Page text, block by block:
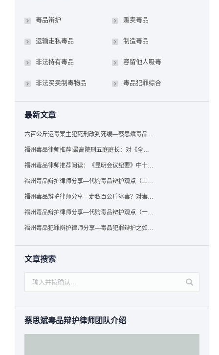
毒品辩护 贩卖毒品
运输走私毒品 制造毒品
非法持有毒品 容留他人吸毒
非法买卖制毒物品 毒品犯罪综合
最新文章
六百公斤运毒案主犯死刑改判死缓—蔡思斌毒品犯罪辩护成功案例
福州毒品律师推荐:最高院刑五庭庭长：对《全国法院毒品案件审判工作会议纪要》的理解与适用
福州毒品律师推荐阅读：《昆明会议纪要》中十个“意想不到”的规定
福州毒品辩护律师分享—代购毒品辩护观点（二）——“牟利”之辩
福州毒品辩护律师分享—走私百公斤冰毒？对毒品缺失型走私毒品罪案件，该如何有效辩护
福州毒品辩护律师分享—代购毒品辩护观点（一）——“真假”之辩
福州毒品犯罪辩护律师分享—毒品犯罪辩护之如何提炼言辞证据
文章搜索
蔡思斌毒品辩护律师团队介绍